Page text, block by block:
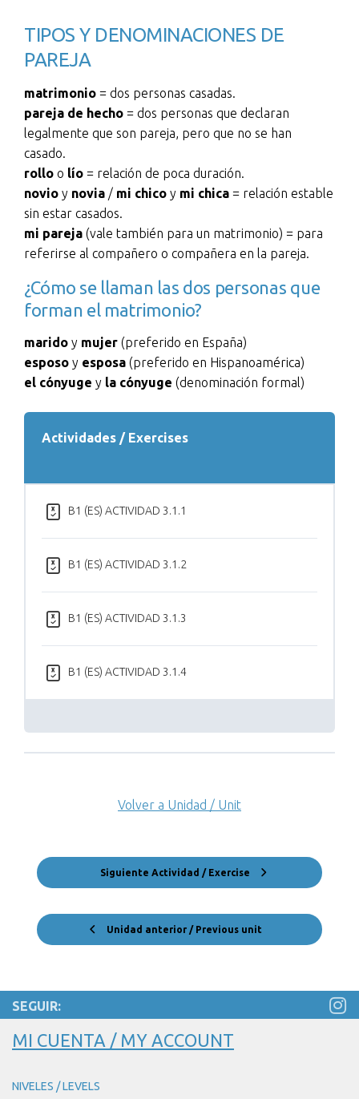
TIPOS Y DENOMINACIONES DE
PAREJA
matrimonio = dos personas casadas.
pareja de hecho = dos personas que declaran
legalmente que son pareja, pero que no se han
casado.
rollo o lío = relación de poca duración.
novio y novia / mi chico y mi chica = relación estable
sin estar casados.
mi pareja (vale también para un matrimonio) = para
referirse al compañero o compañera en la pareja.
¿Cómo se llaman las dos personas que
forman el matrimonio?
marido y mujer (preferido en España)
esposo y esposa (preferido en Hispanoamérica)
el cónyuge y la cónyuge (denominación formal)
Actividades / Exercises
B1 (ES) ACTIVIDAD 3.1.1
B1 (ES) ACTIVIDAD 3.1.2
B1 (ES) ACTIVIDAD 3.1.3
B1 (ES) ACTIVIDAD 3.1.4
Unidad anterior / Previous unit
Volver a Unidad / Unit
Siguiente Actividad / Exercise
SEGUIR:
MI CUENTA / MY ACCOUNT
NIVELES / LEVELS